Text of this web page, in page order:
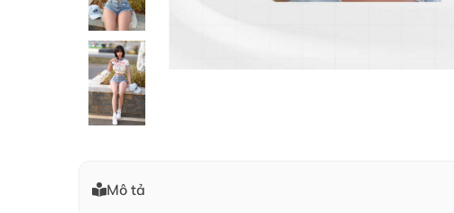
Mô tả